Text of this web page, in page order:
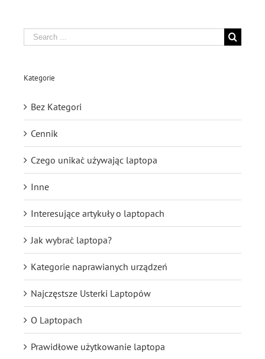
Search
for:
Kategorie
Bez Kategori
Cennik
Czego unikać używając laptopa
Inne
Interesujące artykuły o laptopach
Jak wybrać laptopa?
Kategorie naprawianych urządzeń
Najczęstsze Usterki Laptopów
O Laptopach
Prawidłowe użytkowanie laptopa